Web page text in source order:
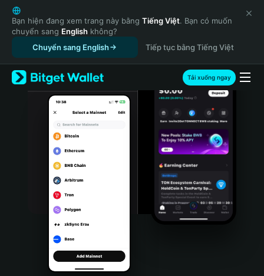
English
日本語
Tiếng Việt
Русский
Español (Latinoamérica)
Türkçe
Italiano
Português (Portugal)
Bahasa Indonesia
Português (Brasil)
Español (Argentina)
Bạn hiện đang xem trang này bằng Tiếng Việt. Bạn có muốn
chuyển sang English không?
Chuyển sang English
Tiếp tục bằng Tiếng Việt
Tải xuống ngay